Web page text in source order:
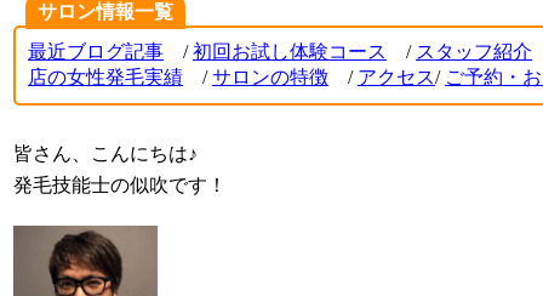
サロン情報一覧
最近ブログ記事 /初回お試し体験コース / スタッフ紹介
店の女性発毛実績 /サロンの特徴 / アクセス/ ご予約・
皆さん、こんにちは♪
発毛技能士の似吹です！